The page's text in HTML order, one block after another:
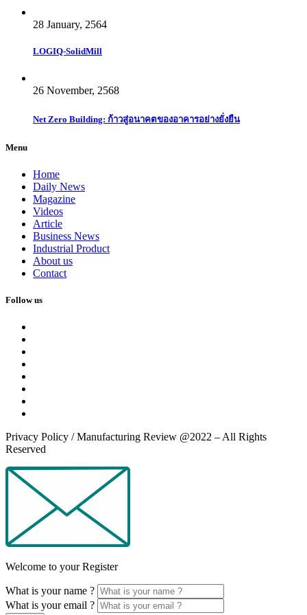
28 January, 2564
LOGIQ-SolidMill
26 November, 2568
Net Zero Building: ก้าวสู่อนาคตของอาคารอย่างยั่งยืน
Menu
Home
Daily News
Magazine
Videos
Article
Business News
Industrial Product
About us
Contact
Follow us
Privacy Policy / Manufacturing Review @2022 – All Rights
Reserved
Welcome to your Register
What is your name ?
What is your email ?